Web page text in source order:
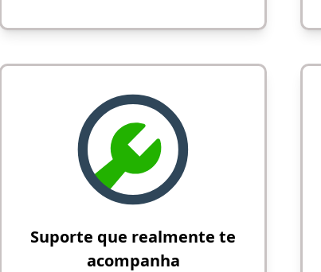
Suporte que realmente te
acompanha